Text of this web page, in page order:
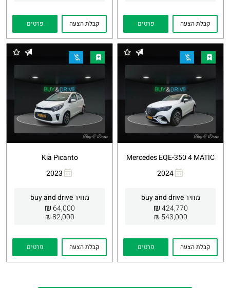
קבלת הצעה פרטים קבלת הצעה פרטים
Mercedes EQE-350 4 MATIC
2024
מחיר buy and drive
424,770
₪
543,000 ₪
Whatsapp
קבלת הצעה פרטים
Kia Picanto
2023
מחיר buy and drive
64,000
₪
82,000 ₪
Whatsapp
קבלת הצעה פרטים